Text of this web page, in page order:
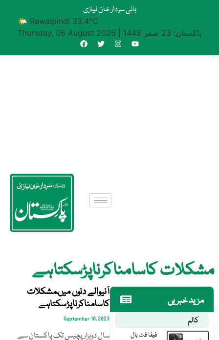
بانی سردار خان نیازی
🌤 Rawalpindi 33.4°C
Thursday, 06 August 2026
پاکستان: 23 صفر 1448
مشکلات کاسامناکرناپڑسکتاہے
مزید خبریں
کالم
فیفا فٹ بال
آنیوالے دنوں میںمشکلات
کاسامناکرناپڑسکتاہے
September 10, 2023
سال دوہزارپچیس تک پاکستان سے